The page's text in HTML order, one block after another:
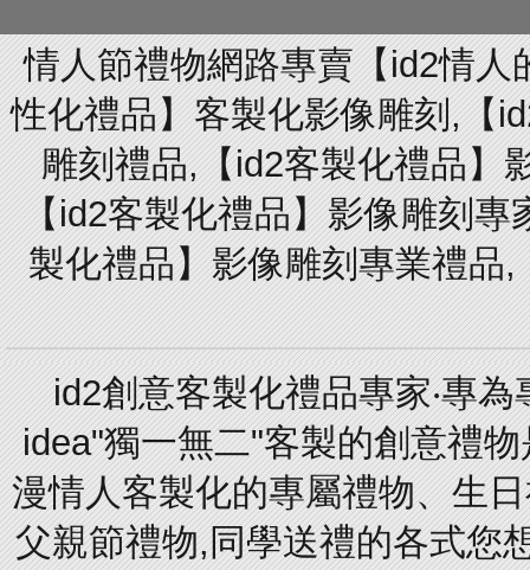
情人節禮物網路專賣【id2情
性化禮品】客製化影像雕刻,【
雕刻禮品,【id2客製化禮品】
【id2客製化禮品】影像雕刻
製化禮品】影像雕刻專業禮品
id2創意客製化禮品專家‧專
idea"獨一無二"客製的創意禮
漫情人客製化的專屬禮物、生
父親節禮物,同學送禮的各式您